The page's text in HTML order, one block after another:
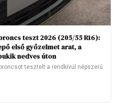
teszt 2026 (205/55 R16):
első győzelmet arat, a
nedves úton
tesztelt a rendkívül népszerű